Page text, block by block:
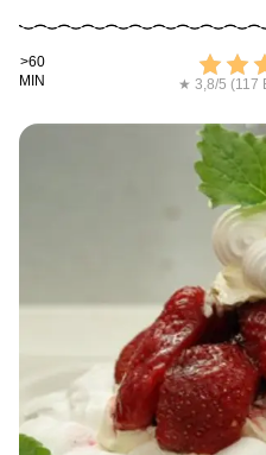
Kochdauer
>60
MIN
★ 3,8/5 (117